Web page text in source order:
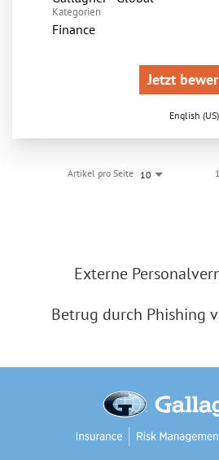
Kategorien
Finance
Jetzt
English (US)
Artikel pro Seite 10
Externe
Betrug durch Phishing